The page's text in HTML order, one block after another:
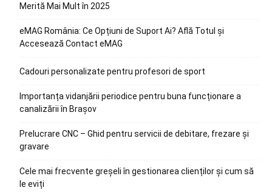
Merită Mai Mult în 2025
eMAG România: Ce Opțiuni de Suport Ai? Află Totul și
Accesează Contact eMAG
Cadouri personalizate pentru profesori de sport
Importanța vidanjării periodice pentru buna funcționare a
canalizării în Brașov
Prelucrare CNC – Ghid pentru servicii de debitare, frezare și
gravare
Cele mai frecvente greșeli în gestionarea clienților și cum să
le eviți